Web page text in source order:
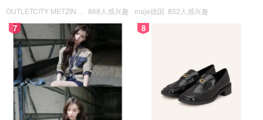
868人感兴趣 maje德国 852人感兴趣
7 8